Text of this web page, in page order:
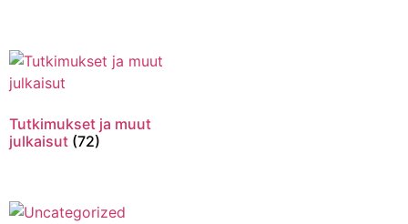
Tutkimukset ja muut
julkaisut (72)